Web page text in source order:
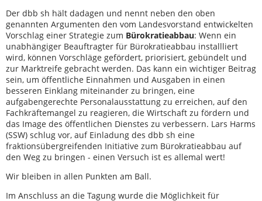
Der dbb sh hält dadagen und nennt neben den oben
genannten Argumenten den vom Landesvorstand entwickelten
Vorschlag einer Strategie zum Bürokratieabbau: Wenn ein
unabhängiger Beauftragter für Bürokratieabbau installliert
wird, können Vorschläge gefördert, priorisiert, gebündelt und
zur Marktreife gebracht werden. Das kann ein wichtiger Beitrag
sein, um öffentliche Einnahmen und Ausgaben in einen
besseren Einklang miteinander zu bringen, eine
aufgabengerechte Personalausstattung zu erreichen, auf den
Fachkräftemangel zu reagieren, die Wirtschaft zu fördern und
das Image des öffentlichen Dienstes zu verbessern. Lars Harms
(SSW) schlug vor, auf Einladung des dbb sh eine
fraktionsübergreifenden Initiative zum Bürokratieabbau auf
den Weg zu bringen - einen Versuch ist es allemal wert!
Wir bleiben in allen Punkten am Ball.
Im Anschluss an die Tagung wurde die Möglichkeit für